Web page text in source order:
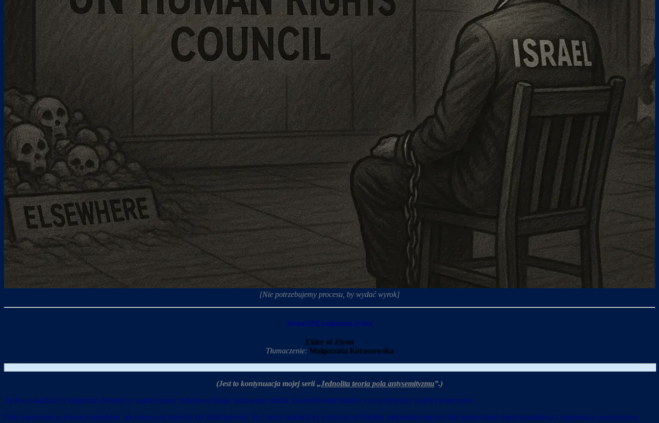
[Nie potrzebujemy procesu, by wydać wyrok]
Wojna ONZ z sukcesem Żydów
Elder of Ziyon
Tłumaczenie: Małgorzata Koraszewska
(Jest to kontynuacja mojej serii „Jednolita teoria pola antysemityzmu”.)
Żydów oskarżano o najgorsze zbrodnie w każdej epoce: zabójstwo Boga, zatruwanie studni, kontrolowanie rządów i wywoływanie wojen światowych.
Dziś oskarżenia są równie absurdalne, ale mnożą się szybciej niż kiedykolwiek. Być może najbardziej widocznym źródłem antysemityzmu jest dziś społeczność międzynarodowa i organizacje pozarządowe.